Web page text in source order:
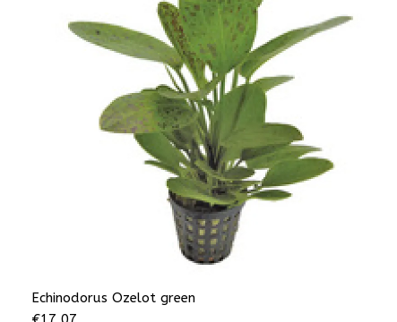
Echinodorus Ozelot green